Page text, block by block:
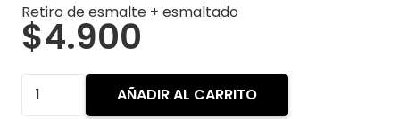
Retiro de esmalte + esmaltado
$4.900
CAMBIO
AÑADIR AL CARRITO